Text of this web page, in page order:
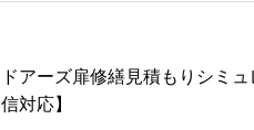
ドアーズ扉修繕見積もりシミ
信対応】